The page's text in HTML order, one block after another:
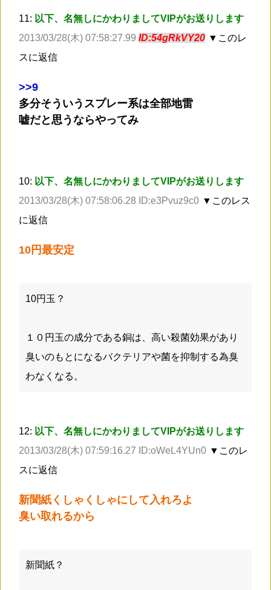
11: 以下、名無しにかわりましてVIPがお送りします
2013/03/28(木) 07:58:27.99 ID:54gRkVY20 ▼このレ
スに返信
>>9
多分そういうスプレー系は全部地雷
嘘だと思うならやってみ
10: 以下、名無しにかわりましてVIPがお送りします
2013/03/28(木) 07:58:06.28 ID:e3Pvuz9c0 ▼このレス
に返信
10円最安定
10円玉？
１０円玉の成分である銅は、高い殺菌効果があり
臭いのもとになるバクテリアや菌を抑制する為臭
わなくなる。
12: 以下、名無しにかわりましてVIPがお送りします
2013/03/28(木) 07:59:16.27 ID:oWeL4YUn0 ▼このレ
スに返信
新聞紙くしゃくしゃにして入れろよ
臭い取れるから
新聞紙？